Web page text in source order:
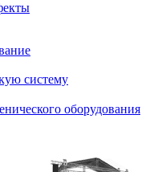
систему
оборудования